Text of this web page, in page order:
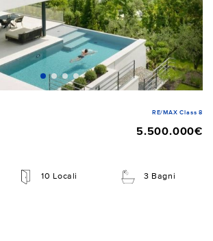
RE/MAX Class 8
5.500.000€
10 Locali 3 Bagni